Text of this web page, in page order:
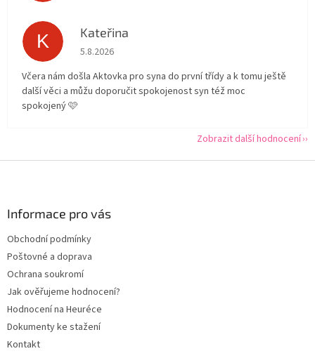
K Kateřina
Hodnocení obchodu je 5 z 5 hvězdiček.
5.8.2026
Včera nám došla Aktovka pro syna do první třídy a k tomu ještě
další věci a můžu doporučit spokojenost syn též moc
spokojený 🩷
Zobrazit další hodnocení
Informace pro vás
Obchodní podmínky
Poštovné a doprava
Ochrana soukromí
Jak ověřujeme hodnocení?
Hodnocení na Heuréce
Dokumenty ke stažení
Kontakt